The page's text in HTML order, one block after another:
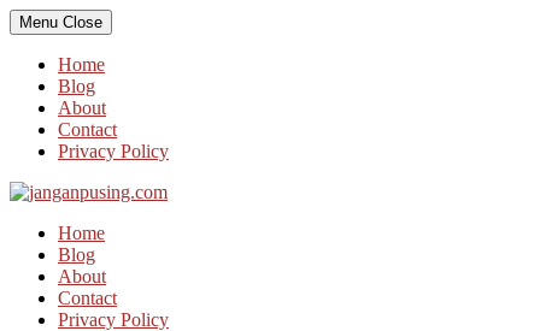
Skip
to
content
Menu Close
Home
Blog
About
Contact
Privacy Policy
Home
Blog
About
Contact
Privacy Policy